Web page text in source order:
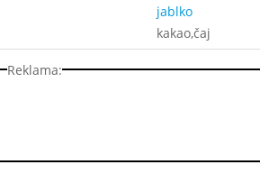
jablko
kakao,čaj
Reklama: